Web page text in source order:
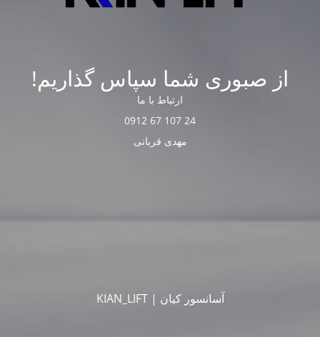
از صبوری شما سپاس گذاریم!
ارتباط با ما
24 107 67 0912
مهدی قربانی
آسانسور کیان | KIAN_LIFT